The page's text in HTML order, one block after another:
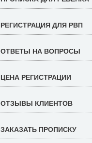
РЕГИСТРАЦИЯ ДЛЯ РВП
ОТВЕТЫ НА ВОПРОСЫ
ЦЕНА РЕГИСТРАЦИИ
ОТЗЫВЫ КЛИЕНТОВ
ЗАКАЗАТЬ ПРОПИСКУ